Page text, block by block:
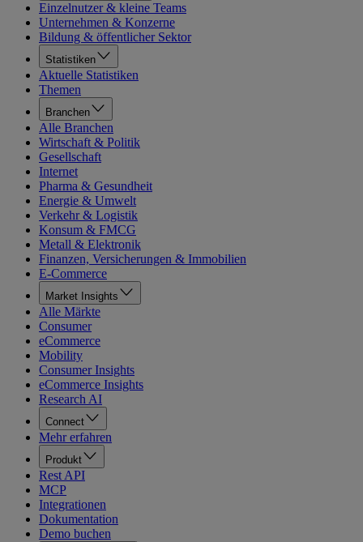
Einzelnutzer & kleine Teams
Unternehmen & Konzerne
Bildung & öffentlicher Sektor
Statistiken
Aktuelle Statistiken
Themen
Branchen
Alle Branchen
Wirtschaft & Politik
Gesellschaft
Internet
Pharma & Gesundheit
Energie & Umwelt
Verkehr & Logistik
Konsum & FMCG
Metall & Elektronik
Finanzen, Versicherungen & Immobilien
E-Commerce
Market Insights
Alle Märkte
Consumer
eCommerce
Mobility
Consumer Insights
eCommerce Insights
Research AI
Connect
Mehr erfahren
Produkt
Rest API
MCP
Integrationen
Dokumentation
Demo buchen